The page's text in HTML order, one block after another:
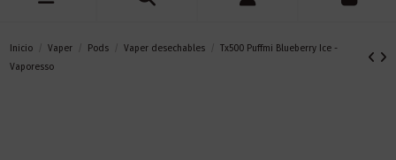
Inicio Vaper Pods Vaper desechables
Tx500 Puffmi Blueberry Ice -
Vaporesso